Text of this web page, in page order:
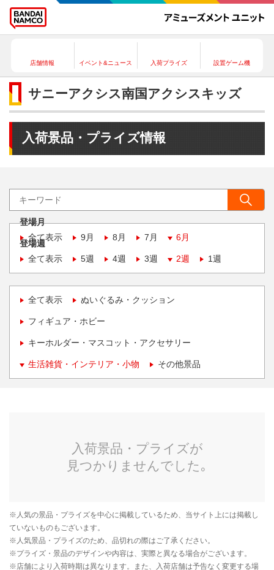
店舗情報 イベント&ニュース 入荷プライズ 設置ゲーム機
サニーアクシス南国アクシスキッズ
入荷景品・プライズ情報
登場月
全て表示
9月 8月 7月 6月
登場週
全て表示
5週 4週 3週 2週 1週
全て表示 ぬいぐるみ・クッション
フィギュア・ホビー
キーホルダー・マスコット・アクセサリー
生活雑貨・インテリア・小物 その他景品